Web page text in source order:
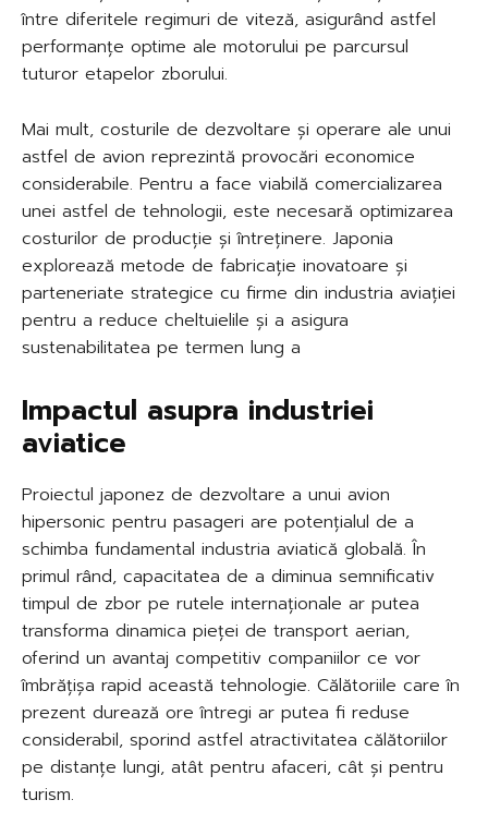
între diferitele regimuri de viteză, asigurând astfel
performanțe optime ale motorului pe parcursul
tuturor etapelor zborului.
Mai mult, costurile de dezvoltare și operare ale unui
astfel de avion reprezintă provocări economice
considerabile. Pentru a face viabilă comercializarea
unei astfel de tehnologii, este necesară optimizarea
costurilor de producție și întreținere. Japonia
explorează metode de fabricație inovatoare și
parteneriate strategice cu firme din industria aviației
pentru a reduce cheltuielile și a asigura
sustenabilitatea pe termen lung a
Impactul asupra industriei
aviatice
Proiectul japonez de dezvoltare a unui avion
hipersonic pentru pasageri are potențialul de a
schimba fundamental industria aviatică globală. În
primul rând, capacitatea de a diminua semnificativ
timpul de zbor pe rutele internaționale ar putea
transforma dinamica pieței de transport aerian,
oferind un avantaj competitiv companiilor ce vor
îmbrățișa rapid această tehnologie. Călătoriile care în
prezent durează ore întregi ar putea fi reduse
considerabil, sporind astfel atractivitatea călătoriilor
pe distanțe lungi, atât pentru afaceri, cât și pentru
turism.